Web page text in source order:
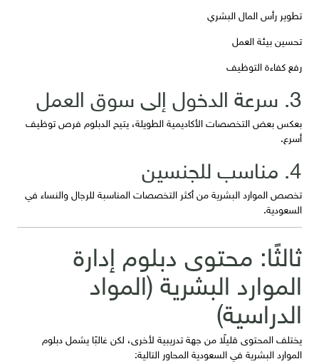
تطوير رأس المال البشري
تحسين بيئة العمل
رفع كفاءة التوظيف
3. سرعة الدخول إلى سوق العمل
بعكس بعض التخصصات الأكاديمية الطويلة، يتيح الدبلوم فرص توظيف
أسرع.
4. مناسب للجنسين
تخصص الموارد البشرية من أكثر التخصصات المناسبة للرجال والنساء في
السعودية.
ثالثًا: محتوى دبلوم إدارة
الموارد البشرية (المواد
الدراسية)
يختلف المحتوى قليلًا من جهة تدريبية لأخرى، لكن غالبًا يشمل دبلوم
الموارد البشرية في السعودية المحاور التالية: